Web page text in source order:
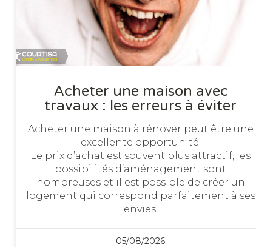
Acheter une maison avec
travaux : les erreurs à éviter
Acheter une maison à rénover peut être une
excellente opportunité.
Le prix d’achat est souvent plus attractif, les
possibilités d’aménagement sont
nombreuses et il est possible de créer un
logement qui correspond parfaitement à ses
envies.
05/08/2026